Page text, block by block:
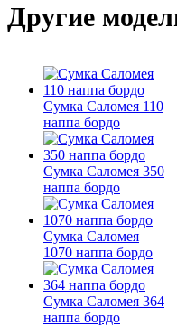
Другие
Сумка Саломея 110
наппа бордо
Сумка Саломея 350
наппа бордо
Сумка Саломея
1070 наппа бордо
Сумка Саломея 364
наппа бордо